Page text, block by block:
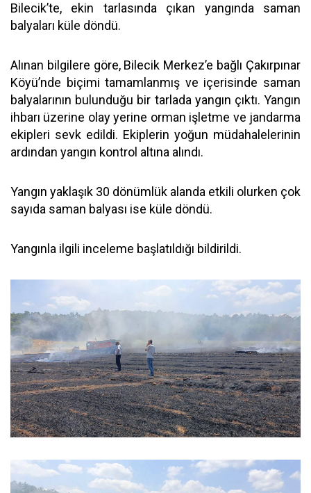
Bilecik’te, ekin tarlasında çıkan yangında saman
balyaları küle döndü.
Alınan bilgilere göre, Bilecik Merkez’e bağlı Çakırpınar
Köyü’nde biçimi tamamlanmış ve içerisinde saman
balyalarının bulunduğu bir tarlada yangın çıktı. Yangın
ihbarı üzerine olay yerine orman işletme ve jandarma
ekipleri sevk edildi. Ekiplerin yoğun müdahalelerinin
ardından yangın kontrol altına alındı.
Yangın yaklaşık 30 dönümlük alanda etkili olurken çok
sayıda saman balyası ise küle döndü.
Yangınla ilgili inceleme başlatıldığı bildirildi.